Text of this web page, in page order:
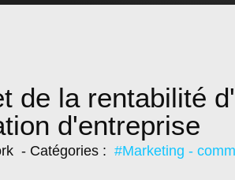
de la rentabilité
d'entreprise
- Catégories : #Marketing -